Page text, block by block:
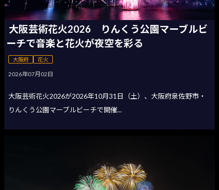
大阪芸術花火2026 りんくう公園マーブルビ
ーチで音楽と花火が夜空を彩る
大阪府 花火
2026年07月02日
大阪芸術花火2026が2026年10月31日（土）、大阪府泉佐野市・
りんくう公園マーブルビーチで開催...